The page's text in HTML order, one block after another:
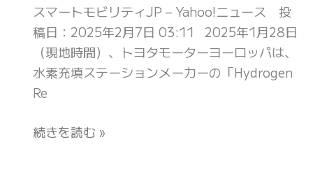
聞
社
ニ
ュ
ー
WEB)
カ
か
ら
怨
嗟
干
スマートモビリティJP – Yahoo!ニュース 投
稿日：2025年2月7日 03:11 2025年1月28日
（現地時間）、トヨタモーターヨーロッパは、
水素充填ステーションメーカーの「Hydrogen
Re
改
革
が
欧
州
加
続きを読む »